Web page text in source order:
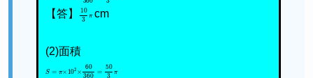
【答】 10 πcm
(2)面積
S 102 60360 50